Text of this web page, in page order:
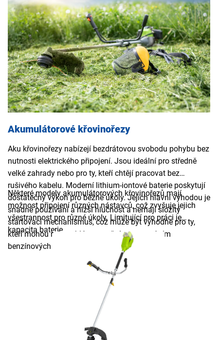
Akumulátorové křovinořezy
Aku křovinořezy nabízejí bezdrátovou svobodu pohybu bez
nutnosti elektrického připojení. Jsou ideální pro středně
velké zahrady nebo pro ty, kteří chtějí pracovat bez
rušivého kabelu. Moderní lithium-iontové baterie poskytují
dostatečný výkon pro běžné úkoly. Jejich hlavní výhodou je
snadné používání a nižší hlučnost a nemají složitý
startovací mechanismus, což může být výhodné pro ty,
kteří mohou mít problémy s ručním startováním
benzínových motorů.
Některé modely akumulátorových křovinořezů mají
možnost připojení různých nástavců, což zvyšuje jejich
všestrannost pro různé úkoly. Limitující pro práci je
kapacita baterie.